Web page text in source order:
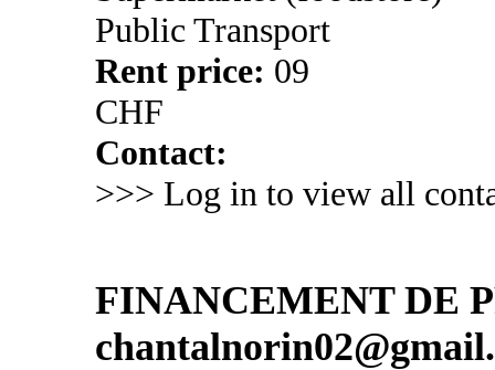
Public Transport
Rent price: 09
CHF
Contact:
>>> Log in to view all
FINANCEMENT DE